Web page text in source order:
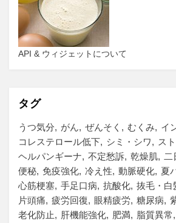
API & ウィジェットについて
タグ
うつ気分 がん ぜんそく むくみ
イ
コレステロール低下
シミ・シワ ス
ヘルパンギーナ
不定愁訴 乾燥肌 二
便秘 免疫強化 冷え性 動脈硬化 夏
心筋梗塞 手足口病 抗酸化 抜毛・白
片頭痛
疲労回復 眼精疲労 糖尿病
老化防止
肝機能強化 肥満 脂質異常